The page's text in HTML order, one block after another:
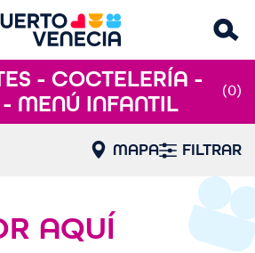
- COCTELERÍA -
MENÚ INFANTIL
(0)
MAPA FILTRAR
AQUÍ